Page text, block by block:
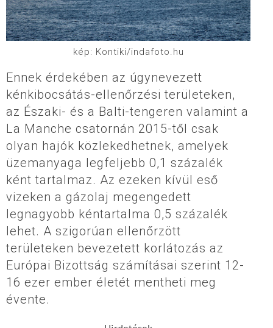
kép: Kontiki/indafoto.hu
Ennek érdekében az úgynevezett
kénkibocsátás-ellenőrzési területeken,
az Északi- és a Balti-tengeren valamint a
La Manche csatornán 2015-től csak
olyan hajók közlekedhetnek, amelyek
üzemanyaga legfeljebb 0,1 százalék
ként tartalmaz. Az ezeken kívül eső
vizeken a gázolaj megengedett
legnagyobb kéntartalma 0,5 százalék
lehet. A szigorúan ellenőrzött
területeken bevezetett korlátozás az
Európai Bizottság számításai szerint 12-
16 ezer ember életét mentheti meg
évente.